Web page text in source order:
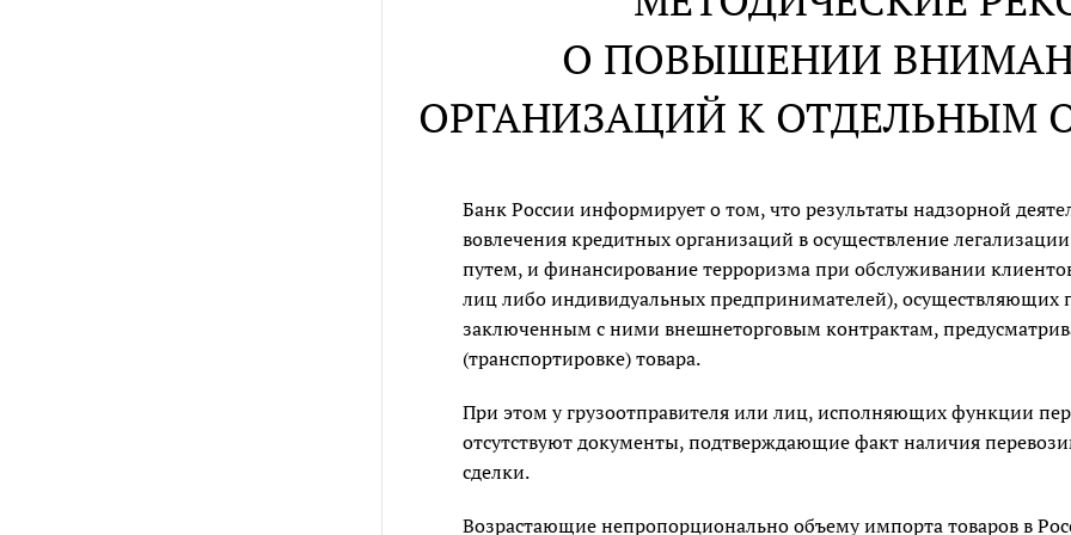
О ПОВЫШЕНИИ
ОРГАНИЗАЦИЙ К ОТДЕЛЬНЫМ
Банк России информирует о том, что результаты надзорной
вовлечения кредитных организаций в осуществление
путем, и финансирование терроризма при обслуживании
лиц либо индивидуальных предпринимателей), осуществляющих
заключенным с ними внешнеторговым контрактам,
(транспортировке) товара.
При этом у грузоотправителя или лиц, исполняющих функции
отсутствуют документы, подтверждающие факт наличия
сделки.
Возрастающие непропорционально объему импорта товаров в